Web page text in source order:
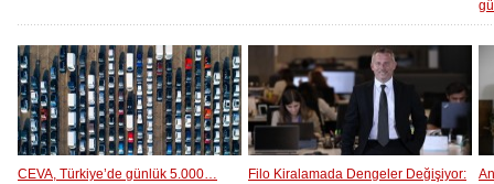
CEVA, Türkiye’de günlük 5.000…
Filo Kiralamada Dengeler Değişiyor: